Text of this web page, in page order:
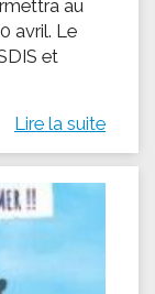
au
avril. Le
et
Lire la suite